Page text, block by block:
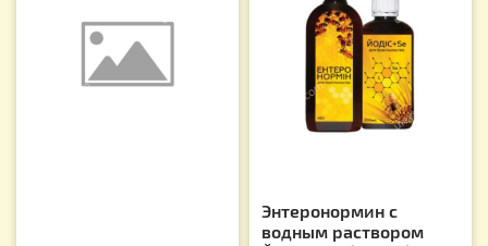
Энтеронормин с
водным раствором